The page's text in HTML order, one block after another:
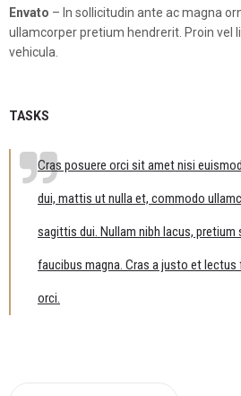
Envato – In sollicitudin ante ac magna
ullamcorper pretium hendrerit. Proin vel
vehicula.
TASKS
Cras posuere orci sit amet nisi
dui, mattis ut nulla et, commodo
sagittis dui. Nullam nibh lacus,
faucibus magna. Cras a justo et
orci.